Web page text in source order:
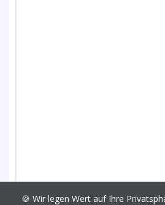
🍪 Wir legen Wert auf Ihre